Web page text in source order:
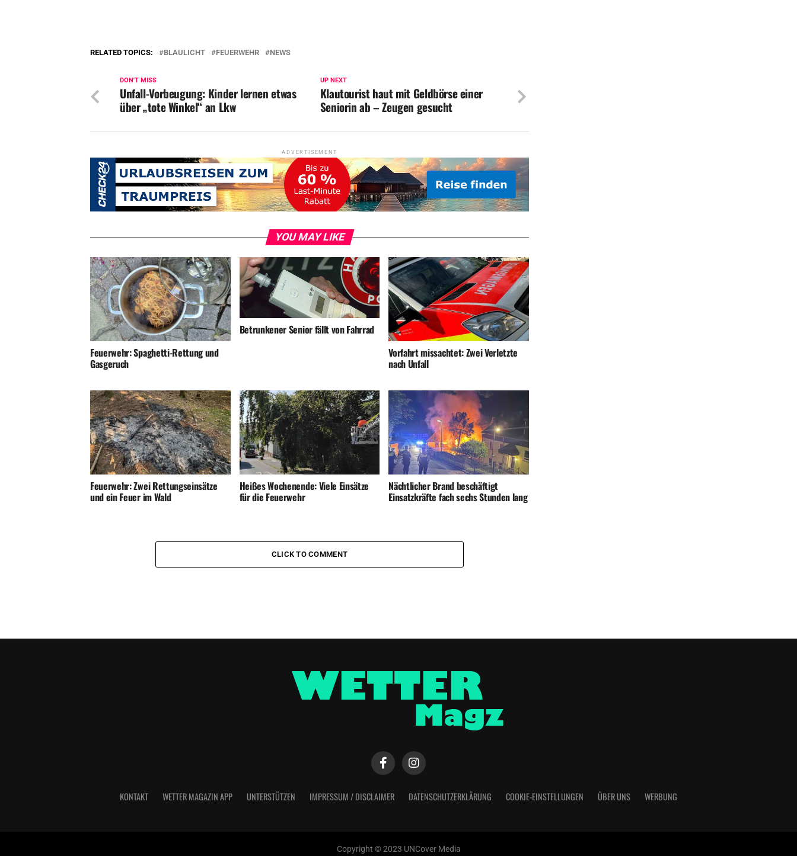
RELATED TOPICS: BLAULICHT FEUERWEHR NEWS
UP NEXT
Klautourist haut mit Geldbörse einer
Seniorin ab – Zeugen gesucht
DON'T MISS
Unfall-Vorbeugung: Kinder lernen etwas
über „tote Winkel“ an Lkw
ADVERTISEMENT
YOU MAY LIKE
Feuerwehr: Spaghetti-Rettung und
Gasgeruch
Betrunkener Senior fällt von Fahrrad
Vorfahrt missachtet: Zwei Verletzte
nach Unfall
Feuerwehr: Zwei Rettungseinsätze
und ein Feuer im Wald
Heißes Wochenende: Viele Einsätze
für die Feuerwehr
Nächtlicher Brand beschäftigt
Einsatzkräfte fach sechs Stunden lang
CLICK TO COMMENT
KONTAKT WETTER MAGAZIN APP UNTERSTÜTZEN IMPRESSUM / DISCLAIMER DATENSCHUTZERKLÄRUNG COOKIE-EINSTELLUNGEN ÜBER UNS WERBUNG
Copyright © 2023 UNCover Media